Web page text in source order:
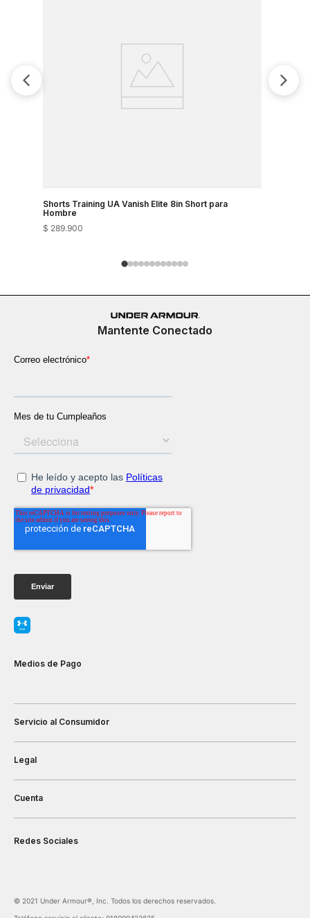
Shorts Training UA Vanish Elite 8in Short para
Hombre
$ 289.900
Mantente Conectado
Medios de Pago
Servicio al Consumidor
Legal
Cuenta
Redes Sociales
©️ 2021 Under Armour®️, Inc. Todos los derechos reservados.